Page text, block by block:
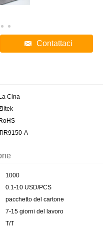
Contattaci
Cina
A
1000
0.1-10 USD/PCS
pacchetto del cartone
7-15 giorni del lavoro
T/T